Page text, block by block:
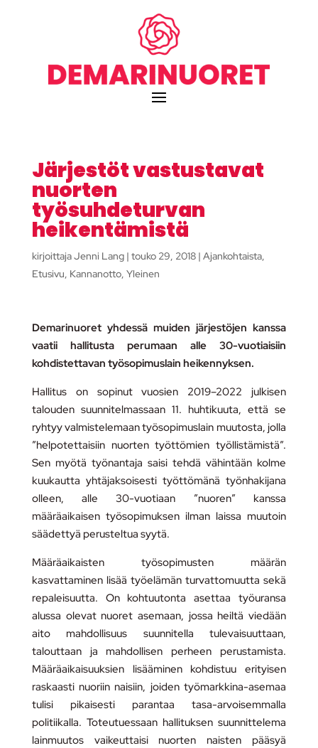
Järjestöt vastustavat
nuorten
työsuhdeturvan
heikentämistä
kirjoittajaJenni Lang| touko 29, 2018| Ajankohtaista,
Etusivu, Kannanotto, Yleinen
Demarinuoret yhdessä muiden järjestöjen kanssa
vaatii hallitusta perumaan alle 30-vuotiaisiin
kohdistettavan työsopimuslain heikennyksen.
Hallitus on sopinut vuosien 2019–2022 julkisen
talouden suunnitelmassaan 11. huhtikuuta, että se
ryhtyy valmistelemaan työsopimuslain muutosta, jolla
”helpotettaisiin nuorten työttömien työllistämistä”.
Sen myötä työnantaja saisi tehdä vähintään kolme
kuukautta yhtäjaksoisesti työttömänä työnhakijana
olleen, alle 30-vuotiaan ”nuoren” kanssa
määräaikaisen työsopimuksen ilman laissa muutoin
säädettyä perusteltua syytä.
Määräaikaisten työsopimusten määrän
kasvattaminen lisää työelämän turvattomuutta sekä
repaleisuutta. On kohtuutonta asettaa työuransa
alussa olevat nuoret asemaan, jossa heiltä viedään
aito mahdollisuus suunnitella tulevaisuuttaan,
talouttaan ja mahdollisen perheen perustamista.
Määräaikaisuuksien lisääminen kohdistuu erityisen
raskaasti nuoriin naisiin, joiden työmarkkina-asemaa
tulisi pikaisesti parantaa tasa-arvoisemmalla
politiikalla. Toteutuessaan hallituksen suunnittelema
lainmuutos vaikeuttaisi nuorten naisten pääsyä